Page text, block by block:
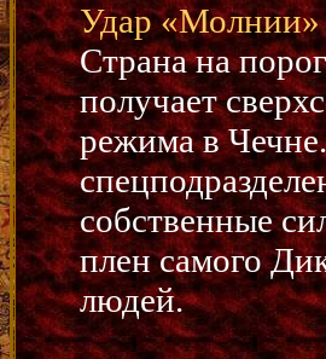
Удар «Молнии»
Страна на
получает
режима в
собственные
плен самого
людей.